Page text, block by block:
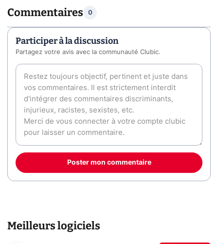
Commentaires 0
Participer à la discussion
Partagez votre avis avec la communauté Clubic.
Poster mon commentaire
Meilleurs logiciels